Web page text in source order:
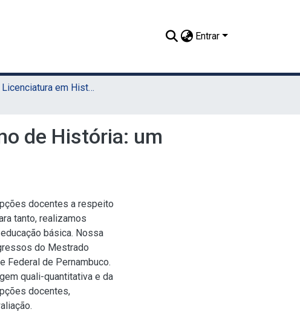
Entrar
TCC - Licenciatura em História (Sede)
de História: um
docentes a respeito
tanto, realizamos
básica. Nossa
do Mestrado
Federal de Pernambuco.
quali-quantitativa e da
docentes,